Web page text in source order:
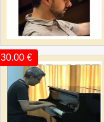
30.00 €